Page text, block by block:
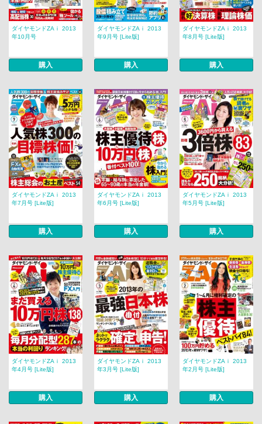
ダイヤモンドZAｉ 2013
年10月号
購入
ダイヤモンドZAｉ 2013
年9月号 [Lite版]
購入
ダイヤモンドZAｉ 2013
年8月号 [Lite版]
購入
ダイヤモンドZAｉ 2013
年7月号 [Lite版]
購入
ダイヤモンドZAｉ 2013
年6月号 [Lite版]
購入
ダイヤモンドZAｉ 2013
年5月号 [Lite版]
購入
ダイヤモンドZAｉ 2013
年4月号 [Lite版]
購入
ダイヤモンドZAｉ 2013
年3月号 [Lite版]
購入
ダイヤモンドZAｉ 2013
年2月号 [Lite版]
購入